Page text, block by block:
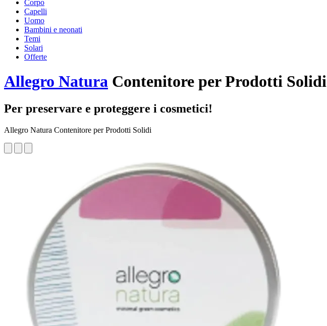
Corpo
Capelli
Uomo
Bambini e neonati
Temi
Solari
Offerte
Allegro Natura Contenitore per Prodotti Solidi
Per preservare e proteggere i cosmetici!
Allegro Natura Contenitore per Prodotti Solidi